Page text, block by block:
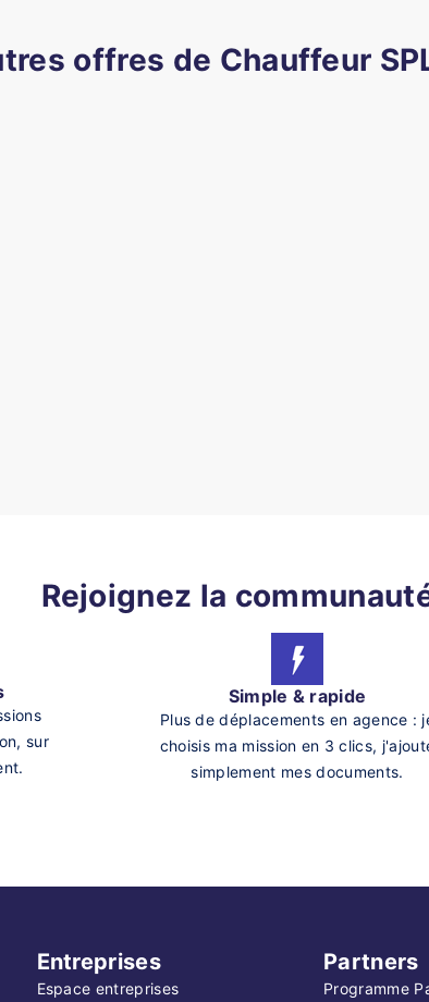
offres de Chauffeur
Rejoignez la
sur
Simple & rapide
Plus de déplacements en agence :
choisis ma mission en 3 clics,
simplement mes documents.
Entreprises
Espace entreprises
Partners
Programme